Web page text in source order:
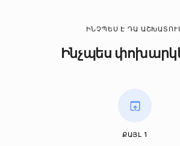
ԻՆՉՊԵՍ Է ԴԱ
Ինչպես
ՔԱՅԼ 1